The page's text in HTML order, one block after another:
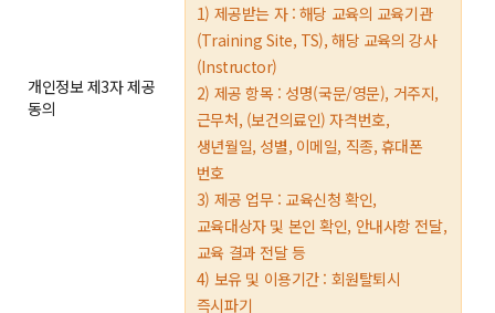
개인정보 제3자 제공
동의
1) 제공받는 자 : 해당 교육의 교육기관
(Training Site, TS), 해당 교육의 강사
(Instructor)
2) 제공 항목 : 성명(국문/영문), 거주지,
근무처, (보건의료인) 자격번호,
생년월일, 성별, 이메일, 직종, 휴대폰
번호
3) 제공 업무 : 교육신청 확인,
교육대상자 및 본인 확인, 안내사항 전달,
교육 결과 전달 등
4) 보유 및 이용기간 : 회원탈퇴시
즉시파기